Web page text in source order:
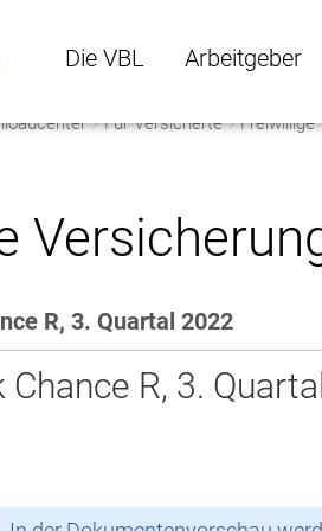
Die VBL
Die VBL Untermenü öffnen
Arbeitgeber
Arbeitgeber
Für Versicherte Freiwillige
R, 3. Quartal 2022
R, 3.